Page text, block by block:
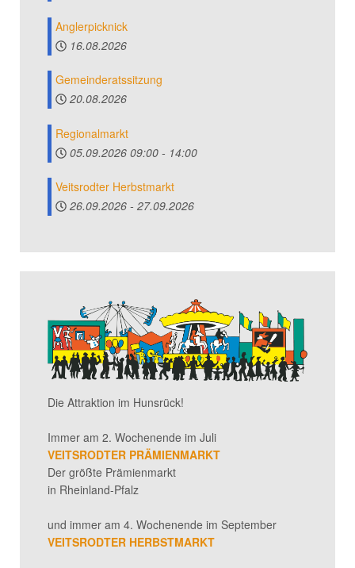
Anglerpicknick
16.08.2026
Gemeinderatssitzung
20.08.2026
Regionalmarkt
05.09.2026 09:00 - 14:00
Veitsrodter Herbstmarkt
26.09.2026 - 27.09.2026
Die Attraktion im Hunsrück!
Immer am 2. Wochenende im Juli
VEITSRODTER PRÄMIENMARKT
Der größte Prämienmarkt
in Rheinland-Pfalz
und immer am 4. Wochenende im September
VEITSRODTER HERBSTMARKT